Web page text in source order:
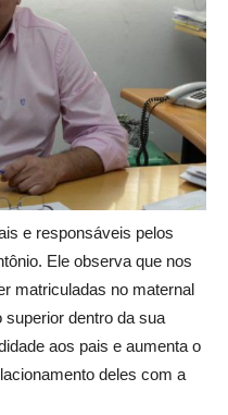
e responsáveis pelos
Ele observa que nos
matriculadas no maternal
dentro da sua
aos pais e aumenta o
deles com a